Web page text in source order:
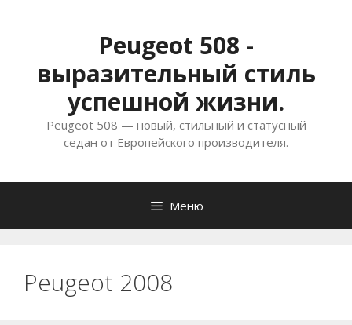
Peugeot 508 -
выразительный стиль
успешной жизни.
Peugeot 508 — новый, стильный и статусный
седан от Европейского производителя.
Меню
Peugeot 2008